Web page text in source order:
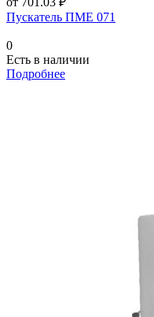
Пускатель ПМЕ 071
0
Есть в наличии
Подробнее